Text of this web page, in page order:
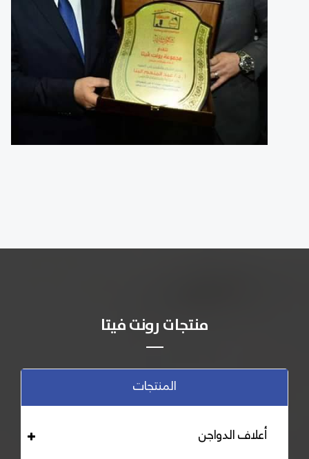
منتجات رونت فيتا
المنتجات
أعلاف الدواجن